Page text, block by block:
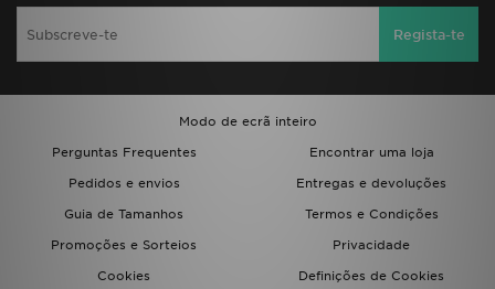
Regista-te
Modo de ecrã inteiro
Perguntas Frequentes
Encontrar uma loja
Pedidos e envios
Entregas e devoluções
Guia de Tamanhos
Termos e Condições
Promoções e Sorteios
Privacidade
Cookies
Definições de Cookies